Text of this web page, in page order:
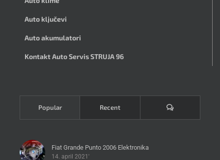
Auto ključevi
Auto akumulatori
Kontakt Auto Servis STRUJA 96
Popular Recent Komentari
Fiat Grande Punto 2006 Elektronika
14. april 2021'